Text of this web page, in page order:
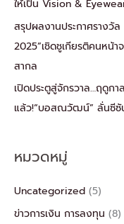
ให้เป็น Vision &
สรุปผลงานประกาศรางวั
2025”เชิดชูเกียรติคนหน้
สากล
เปิดประตูสู่จักรวาล…ฤดูก
แล้ว!“บอสณวัฒน์” ลั่นซีซั
หมวดหมู่
Uncategorized (5)
ข่าวการเงิน การลงทุน (8)